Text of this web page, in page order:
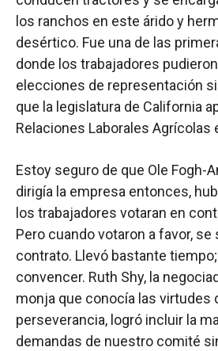
los ranchos en este árido y
desértico. Fue una de las
donde los trabajadores
elecciones de representación
que la legislatura de California
Relaciones Laborales Agrícolas
Estoy seguro de que Ole Fogh-
dirigía la empresa entonces,
los trabajadores votaran en
Pero cuando votaron a favor,
contrato. Llevó bastante
convencer. Ruth Shy, la
monja que conocía las virtudes
perseverancia, logró incluir la
demandas de nuestro comité